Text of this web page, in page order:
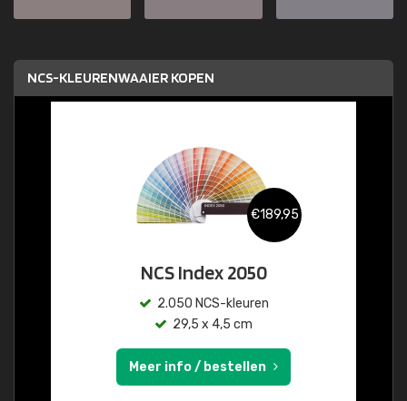
NCS-KLEURENWAAIER KOPEN
€189,95
NCS Index 2050
2.050 NCS-kleuren
29,5 x 4,5 cm
Meer info / bestellen